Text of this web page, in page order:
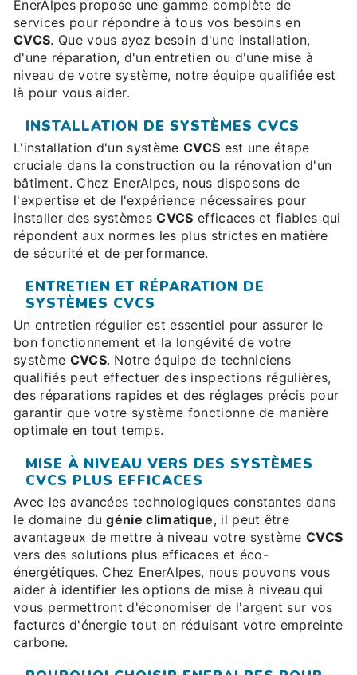
EnerAlpes propose une gamme complète de
services pour répondre à tous vos besoins en
CVCS. Que vous ayez besoin d'une installation,
d'une réparation, d'un entretien ou d'une mise à
niveau de votre système, notre équipe qualifiée est
là pour vous aider.
INSTALLATION DE SYSTÈMES CVCS
L'installation d'un système CVCS est une étape
cruciale dans la construction ou la rénovation d'un
bâtiment. Chez EnerAlpes, nous disposons de
l'expertise et de l'expérience nécessaires pour
installer des systèmesCVCS efficaces et fiables qui
répondent aux normes les plus strictes en matière
de sécurité et de performance.
ENTRETIEN ET RÉPARATION DE
SYSTÈMES CVCS
Un entretien régulier est essentiel pour assurer le
bon fonctionnement et la longévité de votre
système CVCS. Notre équipe de techniciens
qualifiés peut effectuer des inspections régulières,
des réparations rapides et des réglages précis pour
garantir que votre système fonctionne de manière
optimale en tout temps.
MISE À NIVEAU VERS DES SYSTÈMES
CVCS PLUS EFFICACES
Avec les avancées technologiques constantes dans
le domaine dugénie climatique, il peut être
avantageux de mettre à niveau votre systèmeCVCS
vers des solutions plus efficaces et éco-
énergétiques. Chez EnerAlpes, nous pouvons vous
aider à identifier les options de mise à niveau qui
vous permettront d'économiser de l'argent sur vos
factures d'énergie tout en réduisant votre empreinte
carbone.